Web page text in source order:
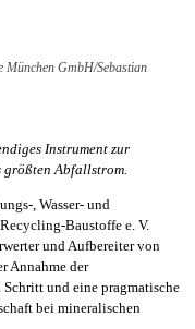
GmbH/Sebastian
Instrument zur
Abfallstrom.
, Wasser- und
Baustoffe e. V.
und Aufbereiter von
Annahme der
und eine pragmatische
bei mineralischen